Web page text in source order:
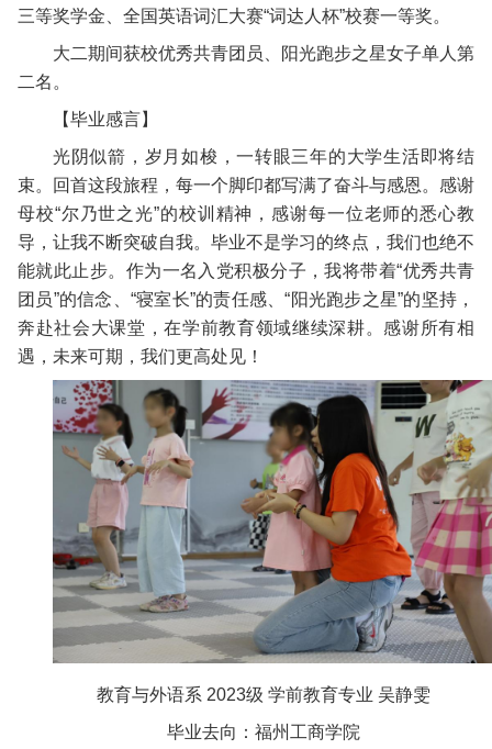
三等奖学金、全国英语词汇大赛“词达人杯”校赛一等奖。
大二期间获校优秀共青团员、阳光跑步之星女子单人第
二名。
【毕业感言】
光阴似箭，岁月如梭，一转眼三年的大学生活即将结
束。回首这段旅程，每一个脚印都写满了奋斗与感恩。感谢
母校“尔乃世之光”的校训精神，感谢每一位老师的悉心教
导，让我不断突破自我。毕业不是学习的终点，我们也绝不
能就此止步。作为一名入党积极分子，我将带着“优秀共青
团员”的信念、“寝室长”的责任感、“阳光跑步之星”的坚持，
奔赴社会大课堂，在学前教育领域继续深耕。感谢所有相
遇，未来可期，我们更高处见！
教育与外语系 2023级 学前教育专业 吴静雯
毕业去向：福州工商学院